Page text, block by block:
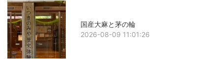
国産大麻と茅の輪
2026-08-09 11:01:26